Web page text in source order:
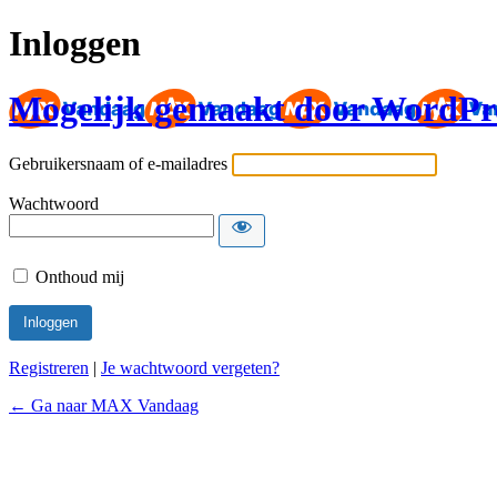
Inloggen
Mogelijk gemaakt door
Gebruikersnaam of e-mailadres
Wachtwoord
Onthoud mij
Registreren | Je wachtwoord vergeten?
← Ga naar MAX Vandaag